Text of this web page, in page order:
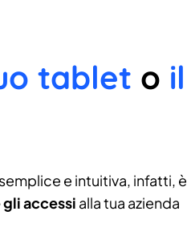
tablet o il
e intuitiva, infatti, è
accessi alla tua azienda